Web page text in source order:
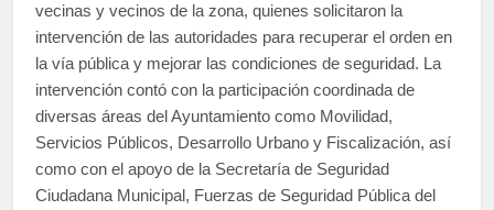
vecinas y vecinos de la zona, quienes solicitaron la
intervención de las autoridades para recuperar el orden en
la vía pública y mejorar las condiciones de seguridad. La
intervención contó con la participación coordinada de
diversas áreas del Ayuntamiento como Movilidad,
Servicios Públicos, Desarrollo Urbano y Fiscalización, así
como con el apoyo de la Secretaría de Seguridad
Ciudadana Municipal, Fuerzas de Seguridad Pública del